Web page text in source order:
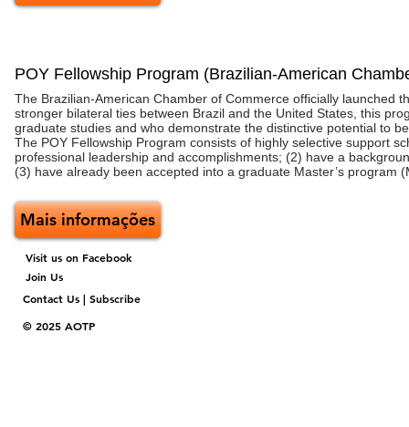
POY Fellowship Program (Brazilian-American
The Brazilian-American Chamber of Commerce officially launched
stronger bilateral ties between Brazil and the United States, this
graduate studies and who demonstrate the distinctive potential to
The POY Fellowship Program consists of highly selective support
professional leadership and accomplishments; (2) have a
(3) have already been accepted into a graduate Master’s program
Mais informações
Join Us
Contact Us | Subscribe
Visit us on Facebook
© 2025 AOTP